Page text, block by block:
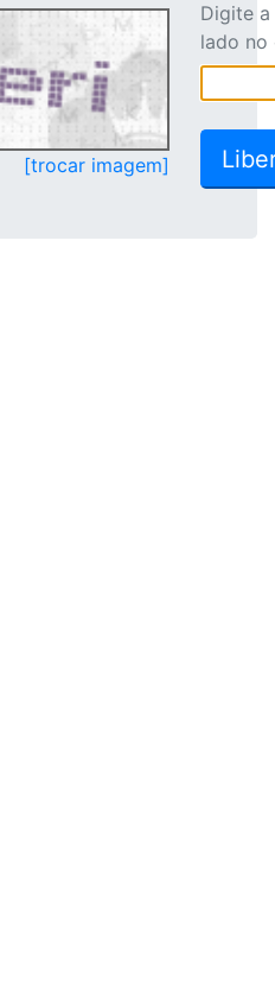
[trocar imagem]
Digite
lado no